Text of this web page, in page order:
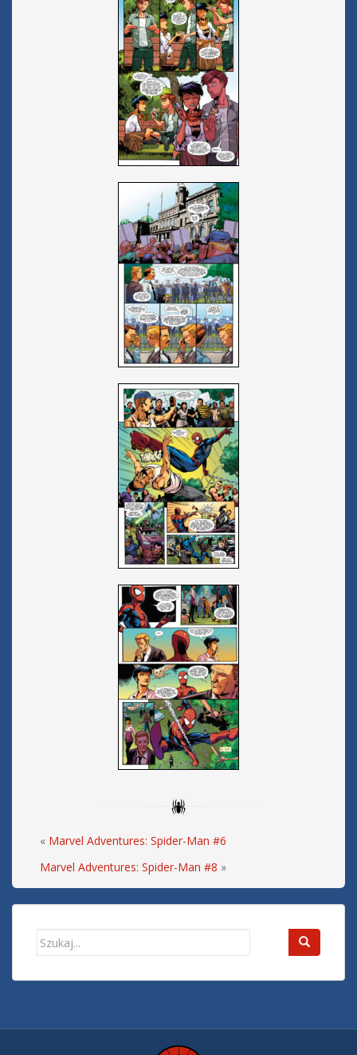
« Marvel Adventures: Spider-Man #6
Marvel Adventures: Spider-Man #8 »
Search